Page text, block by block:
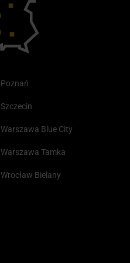
Poznań
Szczecin
Warszawa Blue City
Warszawa Tamka
Wrocław Bielany